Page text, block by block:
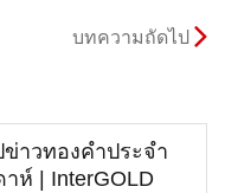
บทความถัดไป
ข่าวทองคำประจำ
าห์ | InterGOLD